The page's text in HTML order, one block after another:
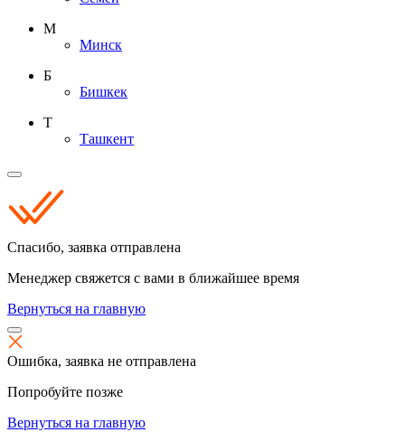
М
Минск
Б
Бишкек
Т
Ташкент
Спасибо, заявка отправлена
Менеджер свяжется с вами в ближайшее время
Вернуться на главную
Ошибка, заявка не отправлена
Попробуйте позже
Вернуться на главную